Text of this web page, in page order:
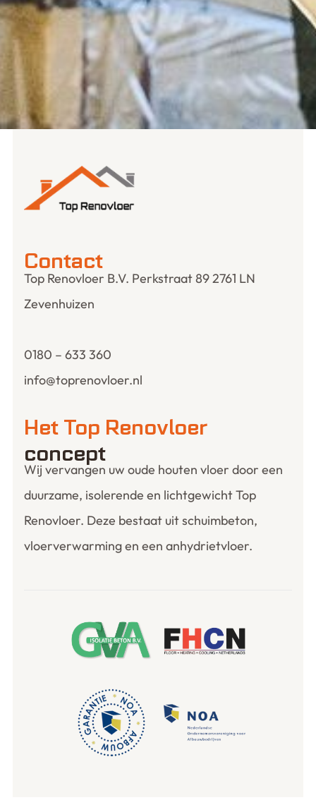
Contact
Top Renovloer B.V. Perkstraat 89 2761 LN
Zevenhuizen
0180 – 633 360
info@toprenovloer.nl
Het Top Renovloer
concept
Wij vervangen uw oude houten vloer door een
duurzame, isolerende en lichtgewicht Top
Renovloer. Deze bestaat uit schuimbeton,
vloerverwarming en een anhydrietvloer.